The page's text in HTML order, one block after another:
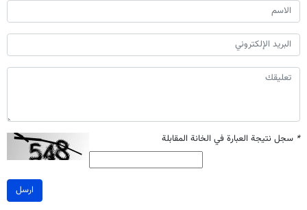
* سجل نتيجة العبارة في الخانة المقابلة
ارسل